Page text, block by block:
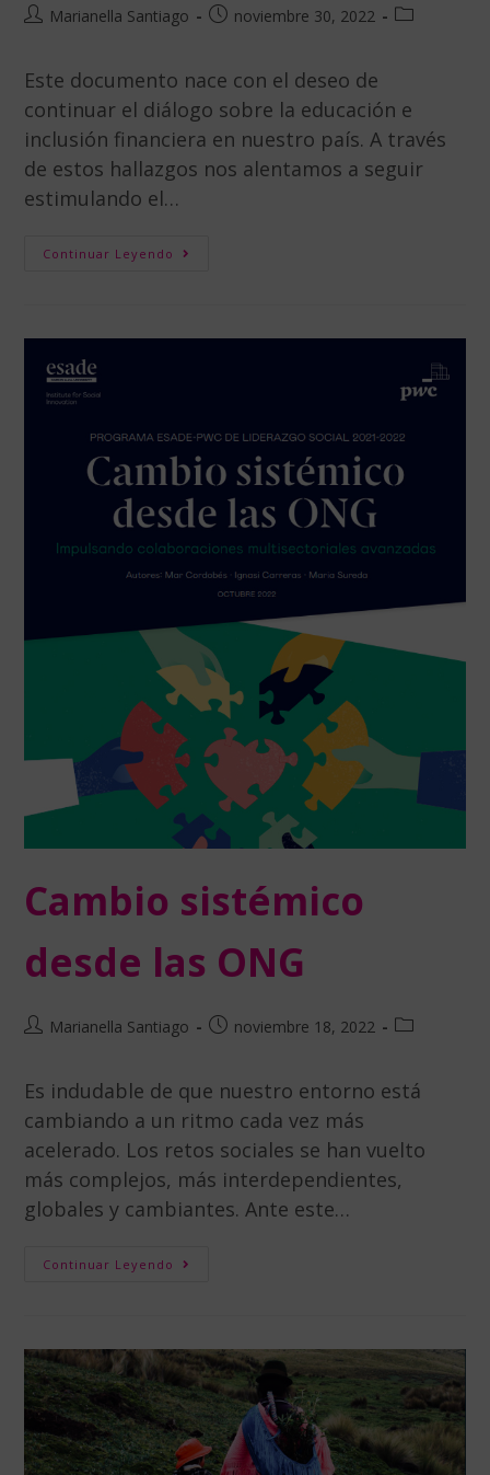
Marianella Santiago noviembre 30, 2022
Este documento nace con el deseo de
continuar el diálogo sobre la educación e
inclusión financiera en nuestro país. A través
de estos hallazgos nos alentamos a seguir
estimulando el…
Continuar Leyendo
Cambio sistémico
desde las ONG
Marianella Santiago noviembre 18, 2022
Es indudable de que nuestro entorno está
cambiando a un ritmo cada vez más
acelerado. Los retos sociales se han vuelto
más complejos, más interdependientes,
globales y cambiantes. Ante este…
Continuar Leyendo